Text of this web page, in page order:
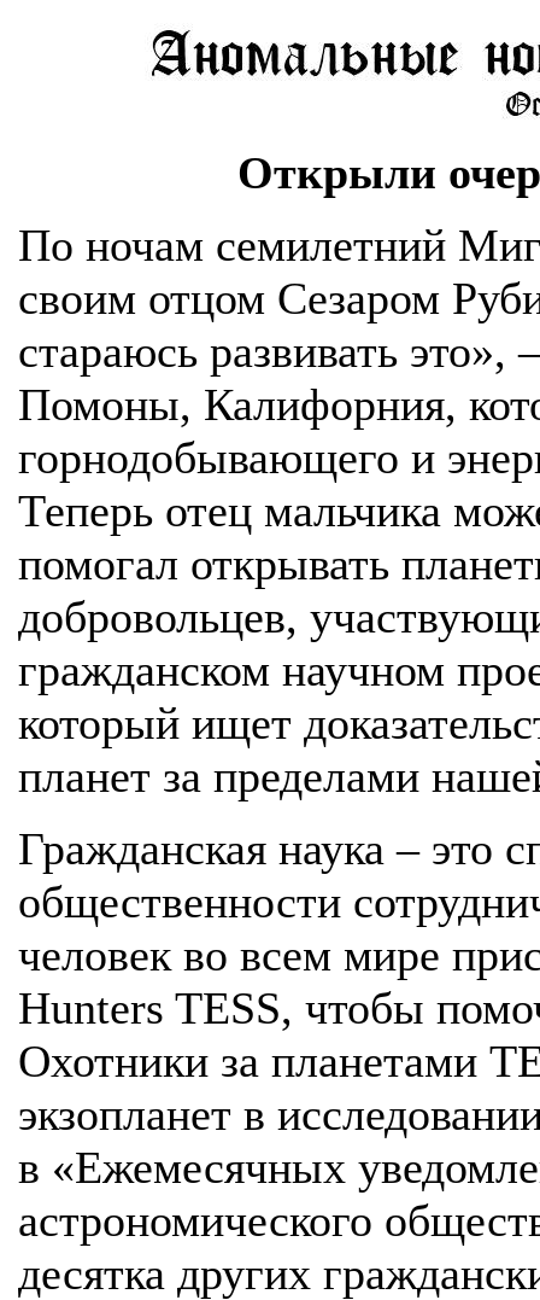
Открыли
По ночам семилетний
своим отцом Сезаром
стараюсь развивать
Помоны, Калифорния,
горнодобывающего и
Теперь отец мальчика
помогал открывать
добровольцев,
гражданском научном
который ищет
планет за пределами
Гражданская наука – это
общественности
человек во всем мире
Hunters TESS, чтобы
Охотники за планетами
экзопланет в
в «Ежемесячных
астрономического
десятка других